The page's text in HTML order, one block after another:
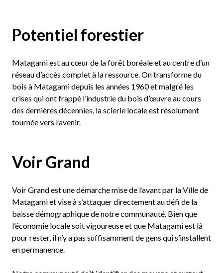
Potentiel forestier
Matagami est au cœur de la forêt boréale et au centre d’un
réseau d’accès complet à la ressource. On transforme du
bois à Matagami depuis les années 1960 et malgré les
crises qui ont frappé l’industrie du bois d’œuvre au cours
des dernières décennies, la scierie locale est résolument
tournée vers l’avenir.
Voir Grand
Voir Grand est une démarche mise de l’avant par la Ville de
Matagami et vise à s’attaquer directement au défi de la
baisse démographique de notre communauté. Bien que
l’économie locale soit vigoureuse et que Matagami est là
pour rester, il n’y a pas suffisamment de gens qui s’installent
en permanence.